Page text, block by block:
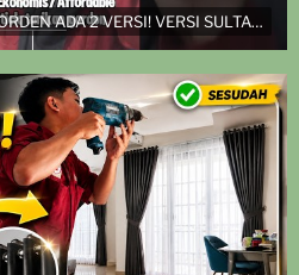
TERNYATA BUKA TUTUP GORDEN ADA 2 VERSI! VERSI SULTAN DAN VERSI EKONOMIS